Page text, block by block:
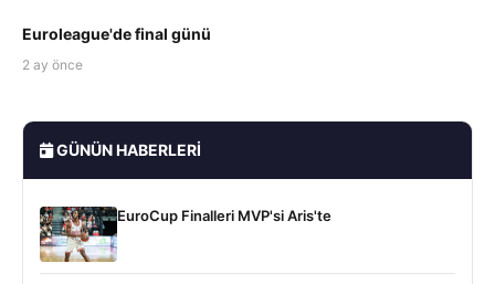
Euroleague'de final günü
2 ay önce
GÜNÜN HABERLERI
EuroCup Finalleri MVP'si Aris'te